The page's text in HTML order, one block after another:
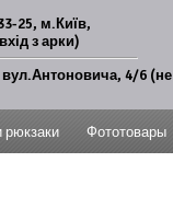
25, м.Київ,
з арки)
4/6 (не
рюкзаки Фототовары